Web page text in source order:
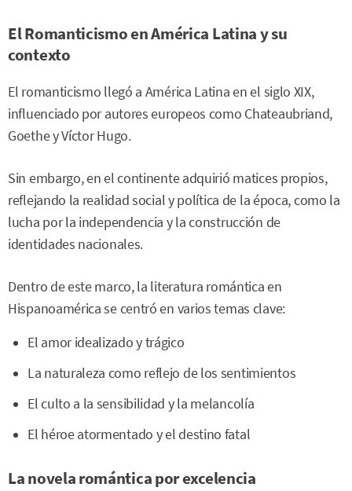
El Romanticismo en América Latina y su
contexto
El romanticismo llegó a América Latina en el siglo XIX,
influenciado por autores europeos como Chateaubriand,
Goethe y Víctor Hugo.
Sin embargo, en el continente adquirió matices propios,
reflejando la realidad social y política de la época, como la
lucha por la independencia y la construcción de
identidades nacionales.
Dentro de este marco, la literatura romántica en
Hispanoamérica se centró en varios temas clave:
El amor idealizado y trágico
La naturaleza como reflejo de los sentimientos
El culto a la sensibilidad y la melancolía
El héroe atormentado y el destino fatal
La novela romántica por excelencia